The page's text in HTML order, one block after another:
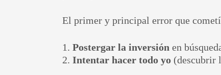
El primer y principal error que
Postergar la inversión en
Intentar hacer todo yo (descubrir